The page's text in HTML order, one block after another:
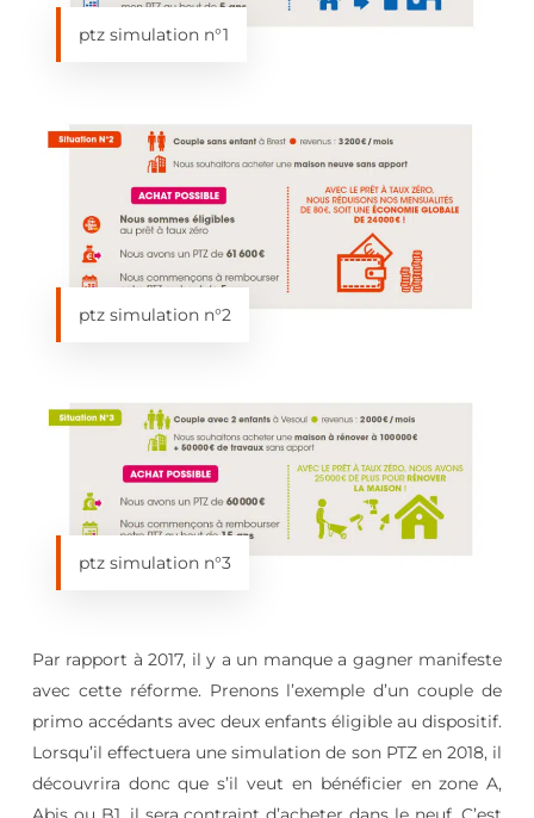
ptz simulation n°1
ptz simulation n°2
ptz simulation n°3
Par rapport à 2017, il y a un manque a gagner manifeste
avec cette réforme. Prenons l’exemple d’un couple de
primo accédants avec deux enfants éligible au dispositif.
Lorsqu’il effectuera une simulation de son PTZ en 2018, il
découvrira donc que s’il veut en bénéficier en zone A,